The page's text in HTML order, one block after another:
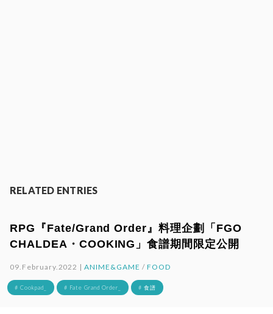
RELATED ENTRIES
RPG『Fate/Grand Order』料理企劃「FGO
CHALDEA・COOKING」食譜期間限定公開
09.February.2022 |ANIME&GAME / FOOD
# Cookpad_ # Fate Grand Order_ # 食譜